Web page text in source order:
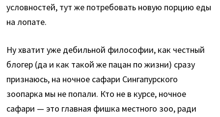
условностей, тут же потребовать новую порцию еды
на лопате.
Ну хватит уже дебильной философии, как честный
блогер (да и как такой же пацан по жизни) сразу
признаюсь, на ночное сафари Сингапурского
зоопарка мы не попали. Кто не в курсе, ночное
сафари — это главная фишка местного зоо, ради